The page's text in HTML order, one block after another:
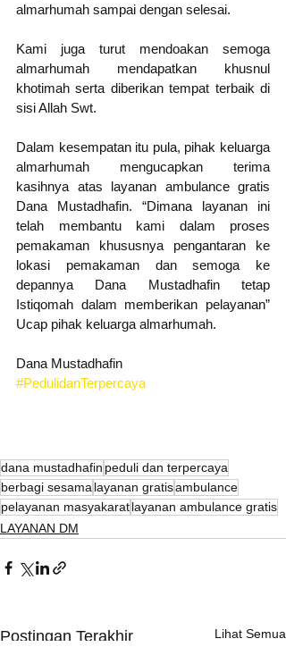
almarhumah sampai dengan selesai.
Kami juga turut mendoakan semoga
almarhumah mendapatkan khusnul
khotimah serta diberikan tempat terbaik di
sisi Allah Swt.
Dalam kesempatan itu pula, pihak keluarga
almarhumah mengucapkan terima
kasihnya atas layanan ambulance gratis
Dana Mustadhafin. “Dimana layanan ini
telah membantu kami dalam proses
pemakaman khususnya pengantaran ke
lokasi pemakaman dan semoga ke
depannya Dana Mustadhafin tetap
Istiqomah dalam memberikan pelayanan”
Ucap pihak keluarga almarhumah.
Dana Mustadhafin
#PedulidanTerpercaya
dana mustadhafin peduli dan terpercaya
berbagi sesama layanan gratisambulance
pelayanan masyakaratlayanan ambulance gratis
LAYANAN DM
Postingan Terakhir Lihat Semua